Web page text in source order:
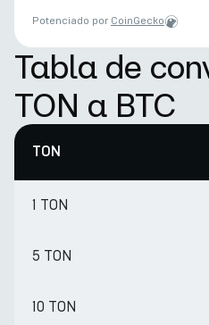
Potenciado por CoinGecko
Tabla de
TON a BTC
TON
1 TON
5 TON
10 TON